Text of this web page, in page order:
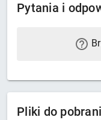
Pytania i
Pliki do